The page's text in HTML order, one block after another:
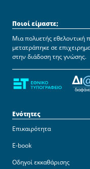
Ποιοί είμαστε;
Μια πολυετής εθελοντική
μετατράπηκε σε
στην διάδοση της γνώσης.
Ενότητες
Επικαιρότητα
E-book
Οδηγοί εκκαθάρισης